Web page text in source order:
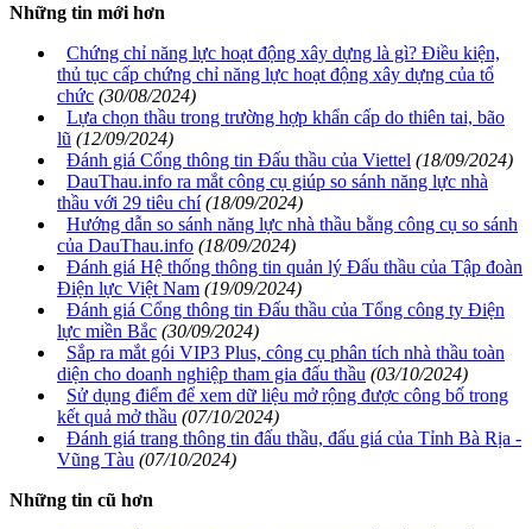
Những tin mới hơn
Chứng chỉ năng lực hoạt động xây dựng là gì? Điều kiện,
thủ tục cấp chứng chỉ năng lực hoạt động xây dựng của tổ
chức (30/08/2024)
Lựa chọn thầu trong trường hợp khẩn cấp do thiên tai, bão
lũ (12/09/2024)
Đánh giá Cổng thông tin Đấu thầu của Viettel (18/09/2024)
DauThau.info ra mắt công cụ giúp so sánh năng lực nhà
thầu với 29 tiêu chí (18/09/2024)
Hướng dẫn so sánh năng lực nhà thầu bằng công cụ so sánh
của DauThau.info (18/09/2024)
Đánh giá Hệ thống thông tin quản lý Đấu thầu của Tập đoàn
Điện lực Việt Nam (19/09/2024)
Đánh giá Cổng thông tin Đấu thầu của Tổng công ty Điện
lực miền Bắc (30/09/2024)
Sắp ra mắt gói VIP3 Plus, công cụ phân tích nhà thầu toàn
diện cho doanh nghiệp tham gia đấu thầu (03/10/2024)
Sử dụng điểm để xem dữ liệu mở rộng được công bố trong
kết quả mở thầu (07/10/2024)
Đánh giá trang thông tin đấu thầu, đấu giá của Tỉnh Bà Rịa -
Vũng Tàu (07/10/2024)
Những tin cũ hơn